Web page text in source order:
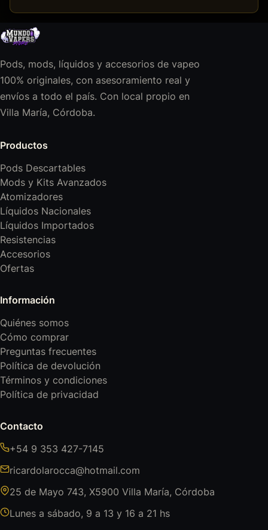
Pods, mods, líquidos y accesorios de vapeo
100% originales, con asesoramiento real y
envíos a todo el país. Con local propio en
Villa María, Córdoba.
Productos
Pods Descartables
Mods y Kits Avanzados
Atomizadores
Líquidos Nacionales
Líquidos Importados
Resistencias
Accesorios
Ofertas
Información
Quiénes somos
Cómo comprar
Preguntas frecuentes
Política de devolución
Términos y condiciones
Política de privacidad
Contacto
+54 9 353 427-7145
ricardolarocca@hotmail.com
25 de Mayo 743, X5900 Villa María, Córdoba
Lunes a sábado, 9 a 13 y 16 a 21 hs